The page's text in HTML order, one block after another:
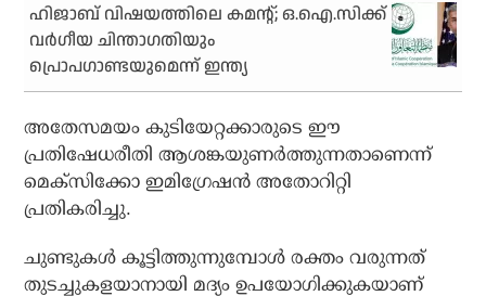
ഹിജാബ് വിഷയത്തിലെ കമന്റ്; ഒ.ഐ.സിക്ക്
വര്‍ഗീയ ചിന്താഗതിയും
പ്രൊപഗാണ്ടയുമെന്ന് ഇന്ത്യ
അതേസമയം കുടിയേറ്റക്കാരുടെ ഈ
പ്രതിഷേധരീതി ആശങ്കയുണര്‍ത്തുന്നതാണെന്ന്
മെക്‌സിക്കോ ഇമിഗ്രേഷന്‍ അതോറിറ്റി
പ്രതികരിച്ചു.
ചുണ്ടുകള്‍ കൂട്ടിത്തുന്നുമ്പോള്‍ രക്തം വരുന്നത്
തുടച്ചുകളയാനായി മദ്യം ഉപയോഗിക്കുകയാണ്